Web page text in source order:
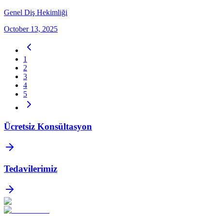
Genel Diş Hekimliği
October 13, 2025
1
2
3
4
5
Ücretsiz Konsültasyon
Tedavilerimiz